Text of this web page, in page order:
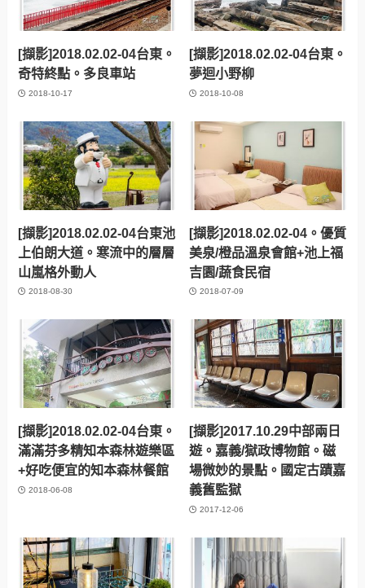
[擷影]2018.02.02-04台東。
奇特終點。多良車站
2018-10-17
[擷影]2018.02.02-04台東。
夢迴小野柳
2018-10-08
[擷影]2018.02.02-04台東池
上伯朗大道。寒流中的層層
山嵐格外動人
2018-08-30
[擷影]2018.02.02-04。優質
美泉/橙品溫泉會館+池上福
吉園/蔬食民宿
2018-07-09
[擷影]2018.02.02-04台東。
滿滿芬多精知本森林遊樂區
+好吃便宜的知本森林餐館
2018-06-08
[擷影]2017.10.29中部兩日
遊。嘉義/獄政博物館。磁
場微妙的景點。國定古蹟嘉
義舊監獄
2017-12-06